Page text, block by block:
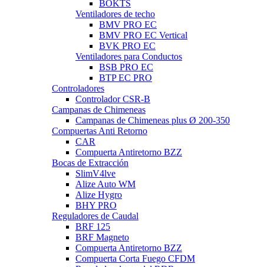
BOKTS
Ventiladores de techo
BMV PRO EC
BMV PRO EC Vertical
BVK PRO EC
Ventiladores para Conductos
BSB PRO EC
BTP EC PRO
Controladores
Controlador CSR-B
Campanas de Chimeneas
Campanas de Chimeneas plus Ø 200-350
Compuertas Anti Retorno
CAR
Compuerta Antiretorno BZZ
Bocas de Extracción
SlimV4lve
Alize Auto WM
Alize Hygro
BHY PRO
Reguladores de Caudal
BRF 125
BRF Magneto
Compuerta Antiretorno BZZ
Compuerta Corta Fuego CFDM